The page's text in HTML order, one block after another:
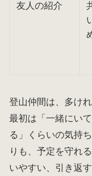
友人の紹介
登山仲間は、多け
最初は「一緒にい
る」くらいの気持
りも、予定を守れ
いやすい、引き返